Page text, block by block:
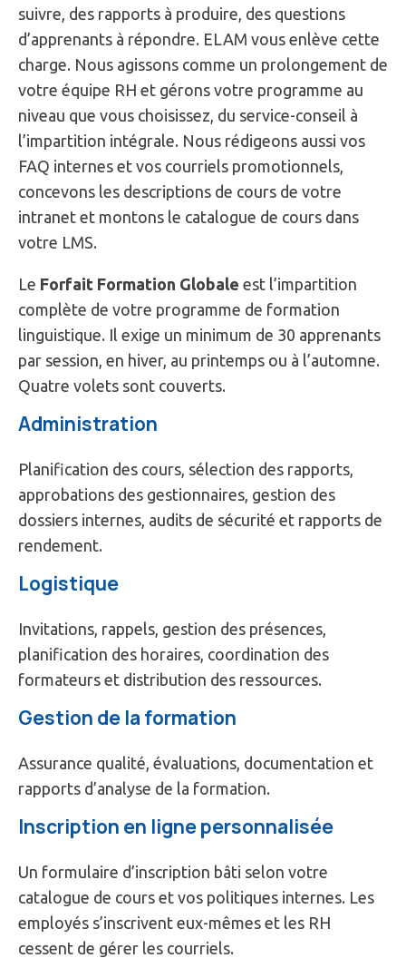
suivre, des rapports à produire, des questions
d’apprenants à répondre. ELAM vous enlève cette
charge. Nous agissons comme un prolongement de
votre équipe RH et gérons votre programme au
niveau que vous choisissez, du service-conseil à
l’impartition intégrale. Nous rédigeons aussi vos
FAQ internes et vos courriels promotionnels,
concevons les descriptions de cours de votre
intranet et montons le catalogue de cours dans
votre LMS.
Le Forfait Formation Globale est l’impartition
complète de votre programme de formation
linguistique. Il exige un minimum de 30 apprenants
par session, en hiver, au printemps ou à l’automne.
Quatre volets sont couverts.
Administration
Planification des cours, sélection des rapports,
approbations des gestionnaires, gestion des
dossiers internes, audits de sécurité et rapports de
rendement.
Logistique
Invitations, rappels, gestion des présences,
planification des horaires, coordination des
formateurs et distribution des ressources.
Gestion de la formation
Assurance qualité, évaluations, documentation et
rapports d’analyse de la formation.
Inscription en ligne personnalisée
Un formulaire d’inscription bâti selon votre
catalogue de cours et vos politiques internes. Les
employés s’inscrivent eux-mêmes et les RH
cessent de gérer les courriels.